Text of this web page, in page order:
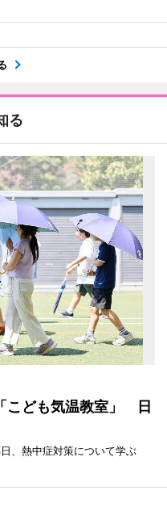
る
こども気温教室」 日
、熱中症対策について学ぶ